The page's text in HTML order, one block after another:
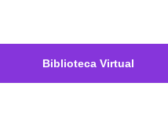
Biblioteca Virtual